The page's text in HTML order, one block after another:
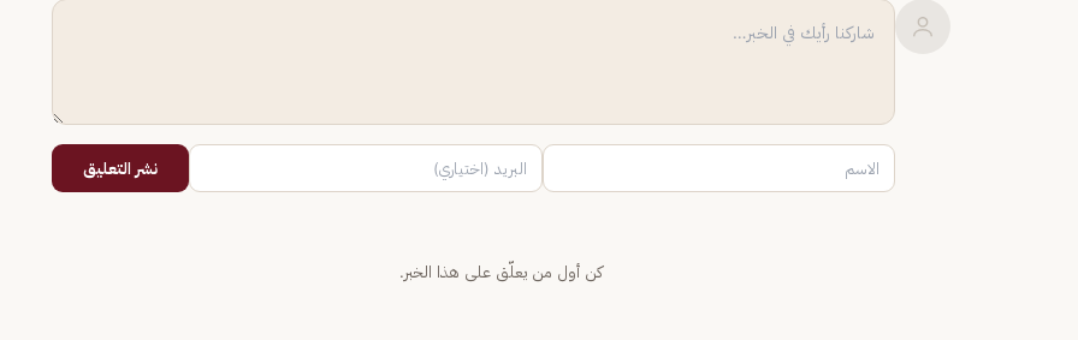
نشر التعليق
كن أول من يعلّق على هذا الخبر.